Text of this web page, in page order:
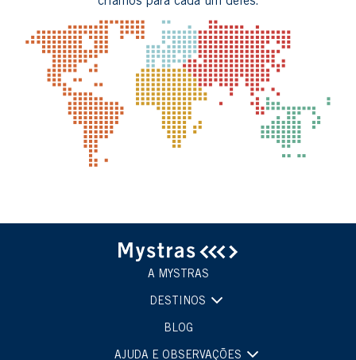
A MYSTRAS
DESTINOS
BLOG
AJUDA E OBSERVAÇÕES